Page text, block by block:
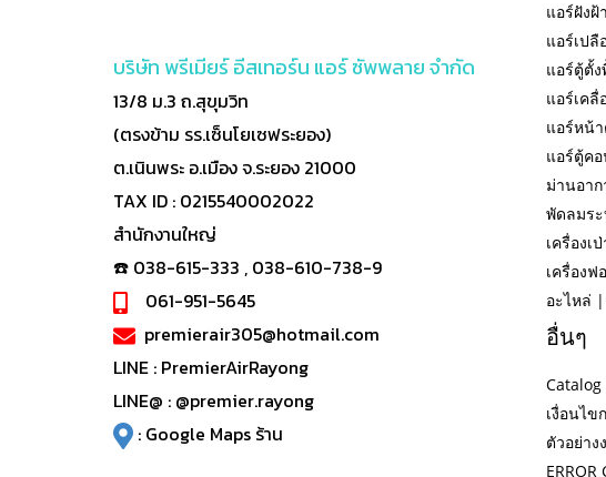
บริษัท พรีเมียร์ อีสเทอร์น แอร์ ซัพพลาย จำกัด
13/8 ม.3 ถ.สุขุมวิท
(ตรงข้าม รร.เซ็นโยเซฟระยอง)
ต.เนินพระ อ.เมือง จ.ระยอง 21000
TAX ID : 0215540002022
สำนักงานใหญ่
☎️ 038-615-333 , 038-610-738-9
061-951-5645
premierair305@hotmail.com
LINE : PremierAirRayong
LINE@ : @premier.rayong
: Google Maps ร้าน
แอร์ฝังฝ้
แอร์เปลื
แอร์ตู้ตั้
แอร์เคลื่
แอร์หน้า
แอร์ตู้ค
ม่านอา
พัดลมร
เครื่องเ
เครื่องฟ
อะไหล่
อื่นๆ
เงื่อนไข
ตัวอย่าง
ERROR